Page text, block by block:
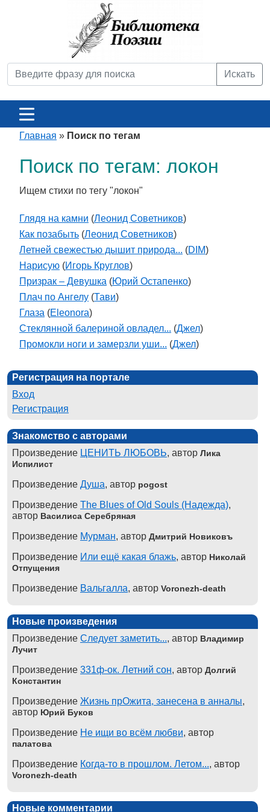
Искать
Главная » Поиск по тегам
Поиск по тегам: локон
Ищем стихи по тегу "локон"
Глядя на камни (Леонид Советников)
Как позабыть (Леонид Советников)
Летней свежестью дышит природа... (DIM)
Нарисую (Игорь Круглов)
Призрак – Девушка (Юрий Остапенко)
Плач по Ангелу (Тави)
Глаза (Eleonora)
Стеклянной балериной овладел... (Джел)
Промокли ноги и замерзли уши... (Джел)
Регистрация на портале
Вход
Регистрация
Знакомство с авторами
Произведение ЦЕНИТЬ ЛЮБОВЬ, автор Лика
Испилист
Произведение Душа, автор pogost
Произведение The Blues of Old Souls (Надежда),
автор Василиса Серебряная
Произведение Мурман, автор Дмитрий Новиковъ
Произведение Или ещё какая блажь, автор Николай
Отпущения
Произведение Вальгалла, автор Voronezh-death
Новые произведения
Произведение Следует заметить..., автор Владимир
Лучит
Произведение 331ф-ок. Летний сон, автор Долгий
Константин
Произведение Жизнь прОжита, занесена в анналы,
автор Юрий Буков
Произведение Не ищи во всём любви, автор
палатова
Произведение Когда-то в прошлом. Летом..., автор
Voronezh-death
Новые комментарии